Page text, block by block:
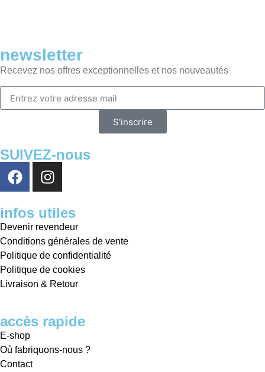
newsletter
Recevez nos offres exceptionnelles et nos nouveautés
S'inscrire
SUIVEZ-nous
infos utiles
Devenir revendeur
Conditions générales de vente
Politique de confidentialité
Politique de cookies
Livraison & Retour
accès rapide
E-shop
Où fabriquons-nous ?
Contact